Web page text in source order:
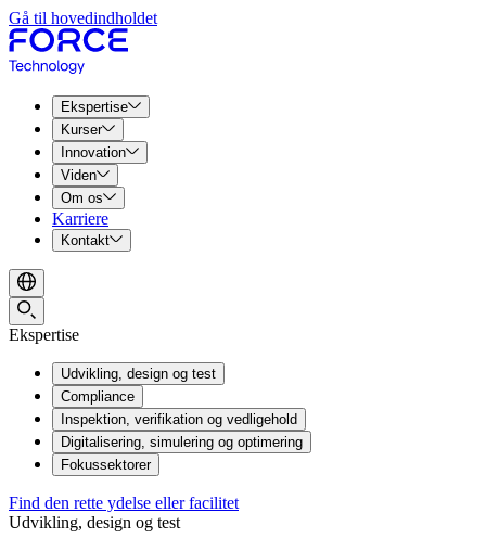
Gå til hovedindholdet
Ekspertise
Kurser
Innovation
Viden
Om os
Karriere
Kontakt
Ekspertise
Udvikling, design og test
Compliance
Inspektion, verifikation og vedligehold
Digitalisering, simulering og optimering
Fokussektorer
Find den rette ydelse eller facilitet
Udvikling, design og test